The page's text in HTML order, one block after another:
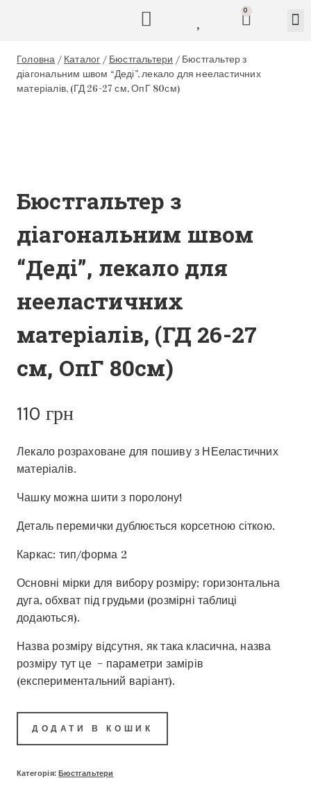
0
Головна / Каталог / Бюстгальтери / Бюстгальтер з
діагональним швом “Деді”, лекало для нееластичних
матеріалів, (ГД 26-27 см, ОпГ 80см)
Бюстгальтер з
діагональним швом
“Деді”, лекало для
нееластичних
матеріалів, (ГД 26-27
см, ОпГ 80см)
110 грн
Лекало розраховане для пошиву з НЕеластичних
матеріалів.
Чашку можна шити з поролону!
Деталь перемички дублюється корсетною сіткою.
Каркас: тип/форма 2
Основні мірки для вибору розміру; горизонтальна
дуга, обхват під грудьми (розмірні таблиці
додаються).
Назва розміру відсутня, як така класична, назва
розміру тут це – параметри замірів
(експериментальний варіант).
ДОДАТИ В КОШИК
Категорія:Бюстгальтери